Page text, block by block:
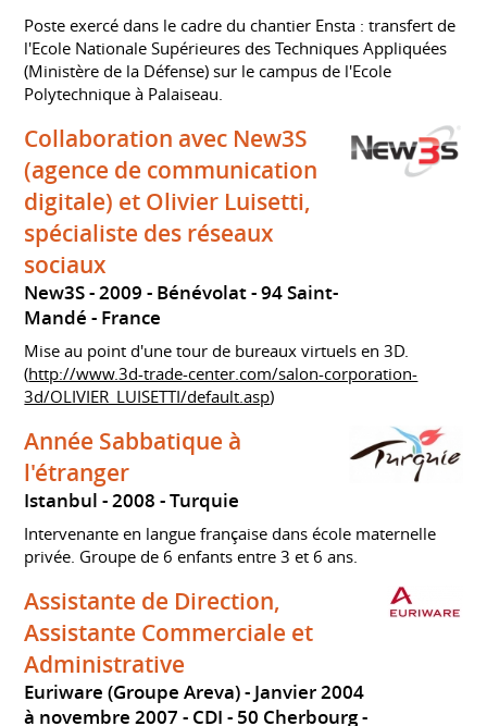
Poste exercé dans le cadre du chantier Ensta : transfert de
l'Ecole Nationale Supérieures des Techniques Appliquées
(Ministère de la Défense) sur le campus de l'Ecole
Polytechnique à Palaiseau.
Collaboration avec New3S
(agence de communication
digitale) et Olivier Luisetti,
spécialiste des réseaux
sociaux
New3S 2009 Bénévolat
94 Saint-
Mandé
France
Mise au point d'une tour de bureaux virtuels en 3D.
(http://www.3d-trade-center.com/salon-corporation-
3d/OLIVIER_LUISETTI/default.asp)
Année Sabbatique à
l'étranger
Istanbul 2008 Turquie
Intervenante en langue française dans école maternelle
privée. Groupe de 6 enfants entre 3 et 6 ans.
Assistante de Direction,
Assistante Commerciale et
Administrative
Euriware (Groupe Areva)
Janvier 2004
à novembre 2007 CDI 50 Cherbourg